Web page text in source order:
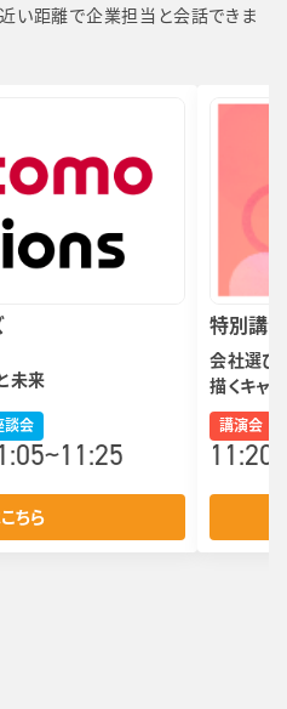
い距離で企業担当と会話できま
未来
談会
ちら
特別講演
会社選び
描くキャ
講演会